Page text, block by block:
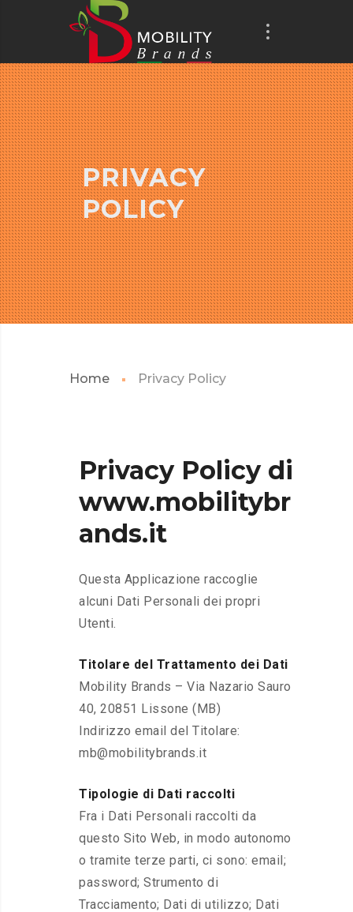
PRIVACY
POLICY
Home Privacy Policy
Privacy Policy di
www.mobilitybr
ands.it
Questa Applicazione raccoglie
alcuni Dati Personali dei propri
Utenti.
Titolare del Trattamento dei Dati
Mobility Brands – Via Nazario Sauro
40, 20851 Lissone (MB)
Indirizzo email del Titolare:
mb@mobilitybrands.it
Tipologie di Dati raccolti
Fra i Dati Personali raccolti da
questo Sito Web, in modo autonomo
o tramite terze parti, ci sono: email;
password; Strumento di
Tracciamento; Dati di utilizzo; Dati